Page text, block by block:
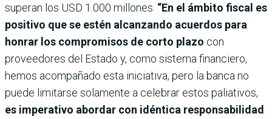
superan los USD 1.000 millones. “En el ámbito fiscal es
positivo que se estén alcanzando acuerdos para
honrar los compromisos de corto plazo con
proveedores del Estado y, como sistema financiero,
hemos acompañado esta iniciativa, pero la banca no
puede limitarse solamente a celebrar estos paliativos,
es imperativo abordar con idéntica responsabilidad